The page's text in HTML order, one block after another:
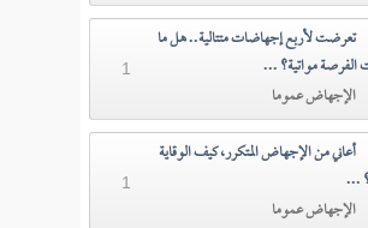
تعرضت لأربع إجهاضات متتالية.. هل ما
الفرصة مواتية؟ ...
الإجهاض عموما
1
أعاني من الإجهاض المتكرر، كيف الوقاية
...
الإجهاض عموما
1